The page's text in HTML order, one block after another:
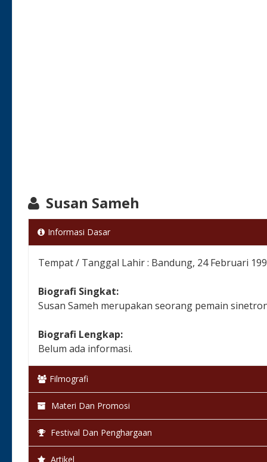
Susan Sameh
Informasi Dasar
Tempat / Tanggal Lahir : Bandung, 24 Februari
Biografi Singkat:
Susan Sameh merupakan seorang pemain
Biografi Lengkap:
Belum ada informasi.
Filmografi
Materi Dan Promosi
Festival Dan Penghargaan
Artikel